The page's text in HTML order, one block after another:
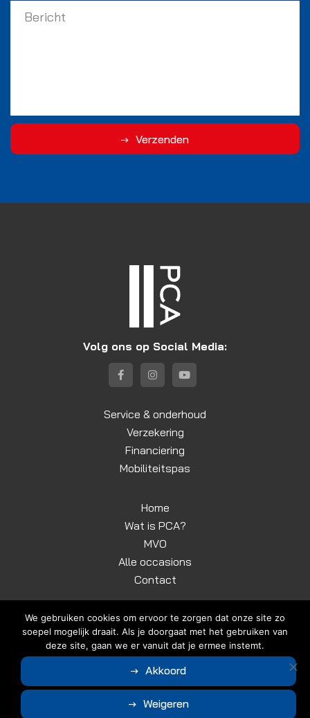
Verzenden
Volg ons op Social Media:
Service & onderhoud
Verzekering
Financiering
Mobiliteitspas
Home
Wat is PCA?
MVO
Alle occasions
Contact
Autodrome Grassere
Algemene voorwaarden
We gebruiken cookies om ervoor te zorgen dat onze site zo
soepel mogelijk draait. Als je doorgaat met het gebruiken van
deze site, gaan we er vanuit dat je ermee instemt.
Akkoord
Weigeren